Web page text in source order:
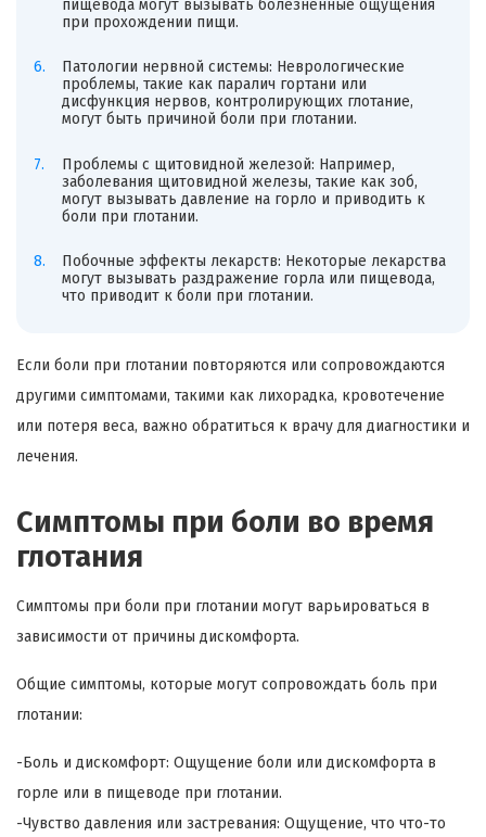
пищевода могут вызывать болезненные ощущения
при прохождении пищи.
Патологии нервной системы: Неврологические
проблемы, такие как паралич гортани или
дисфункция нервов, контролирующих глотание,
могут быть причиной боли при глотании.
Проблемы с щитовидной железой: Например,
заболевания щитовидной железы, такие как зоб,
могут вызывать давление на горло и приводить к
боли при глотании.
Побочные эффекты лекарств: Некоторые лекарства
могут вызывать раздражение горла или пищевода,
что приводит к боли при глотании.
Если боли при глотании повторяются или сопровождаются
другими симптомами, такими как лихорадка, кровотечение
или потеря веса, важно обратиться к врачу для диагностики и
лечения.
Симптомы при боли во время
глотания
Симптомы при боли при глотании могут варьироваться в
зависимости от причины дискомфорта.
Общие симптомы, которые могут сопровождать боль при
глотании:
-Боль и дискомфорт: Ощущение боли или дискомфорта в
горле или в пищеводе при глотании.
-Чувство давления или застревания: Ощущение, что что-то